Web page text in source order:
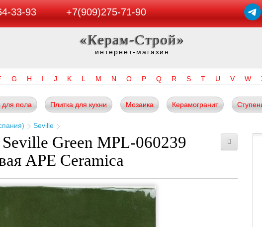
33-93 +7(909)275-71-90
«Керам-Строй»
интернет-магазин
G H I J K L M N O P Q R S T U V W
для пола Плитка для кухни Мозаика Керамогранит
Seville
Green MPL-060239
APE Ceramica